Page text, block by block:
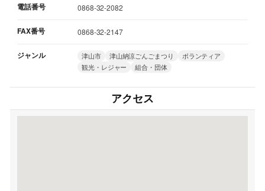
電話番号 0868-32-2082
FAX番号 0868-32-2147
ジャンル 津山市 津山納涼ごんごまつり
ボランティア
観光・レジャー
組合・団体
アクセス